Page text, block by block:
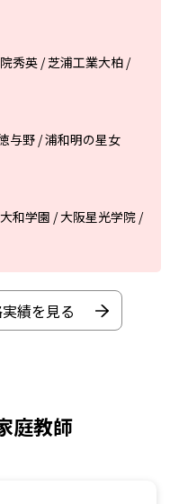
秀英 / 芝浦工業大柏 /
与野 / 浦和明の星女
和学園 / 大阪星光学院 /
績を見る
庭教師